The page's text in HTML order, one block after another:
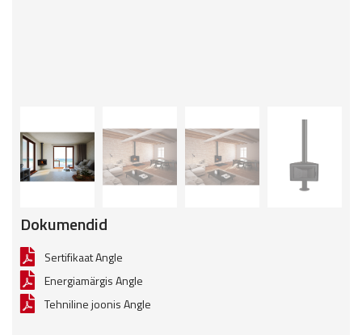
Dokumendid
Sertifikaat Angle
Energiamärgis Angle
Tehniline joonis Angle